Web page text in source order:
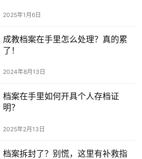
2025年1月6日
成教档案在手里怎么处理？真的累
了！
2024年8月13日
档案在手里如何开具个人存档证
明？
2025年2月13日
档案拆封了？别慌，这里有补救指